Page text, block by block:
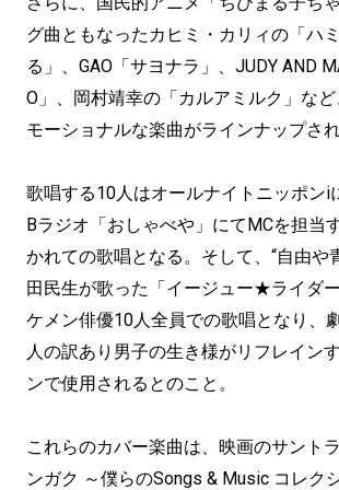
グ曲ともなったカヒミ・カリィの「ハ
る」、GAO「サヨナラ」、JUDY AND
O」、岡村靖幸の「カルアミルク」な
モーショナルな楽曲がラインナップされ
歌唱する10人はオールナイトニッポンi
Bラジオ「おしゃべや」にてMCを担当
かれての歌唱となる。そして、“自由や
田民生が歌った「イージュー★ライダ
ケメン俳優10人全員での歌唱となり、
人の訳あり男子の生き様がリフレイン
ンで使用されるとのこと。
これらのカバー楽曲は、映画のサント
ンガク ～僕らのSongs & Music コレク